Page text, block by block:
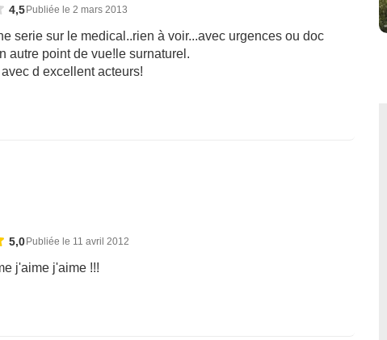
4,5 Publiée le 2 mars 2013
serie sur le medical..rien à voir...avec urgences ou doc
autre point de vue!le surnaturel.
d excellent acteurs!
5,0Publiée le 11 avril 2012
j'aime j'aime !!!